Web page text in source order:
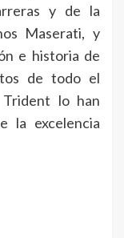
y de la
Maserati, y
e historia de
de todo el
lo han
la excelencia